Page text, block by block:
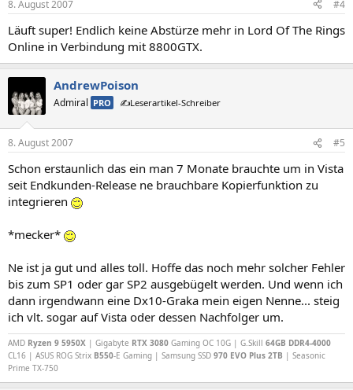
8. August 2007 #4
Läuft super! Endlich keine Abstürze mehr in Lord Of The Rings
Online in Verbindung mit 8800GTX.
AndrewPoison
Admiral PRO ✍️Leserartikel-Schreiber
8. August 2007 #5
Schon erstaunlich das ein man 7 Monate brauchte um in Vista
seit Endkunden-Release ne brauchbare Kopierfunktion zu
integrieren
*mecker*
Ne ist ja gut und alles toll. Hoffe das noch mehr solcher Fehler
bis zum SP1 oder gar SP2 ausgebügelt werden. Und wenn ich
dann irgendwann eine Dx10-Graka mein eigen Nenne... steig
ich vlt. sogar auf Vista oder dessen Nachfolger um.
AMD Ryzen 9 5950X | Gigabyte RTX 3080 Gaming OC 10G | G.Skill 64GB DDR4-4000
CL16 | ASUS ROG Strix B550-E Gaming | Samsung SSD 970 EVO Plus 2TB | Seasonic
Prime TX-750